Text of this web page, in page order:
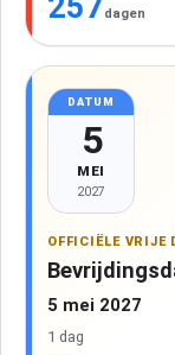
dagen
DATUM
5
MEI
2027
OFFICIËLE VRIJE
5 mei 2027
1 dag